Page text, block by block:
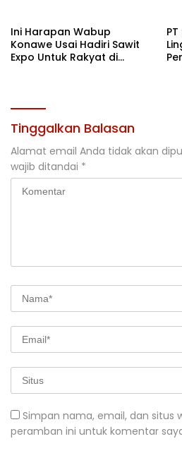
Ini Harapan Wabup
Konawe Usai Hadiri Sawit
Expo Untuk Rakyat di
Tinggalkan Balasan
Alamat email Anda tidak akan
wajib ditandai *
Simpan nama, email, dan situs
peramban ini untuk komentar